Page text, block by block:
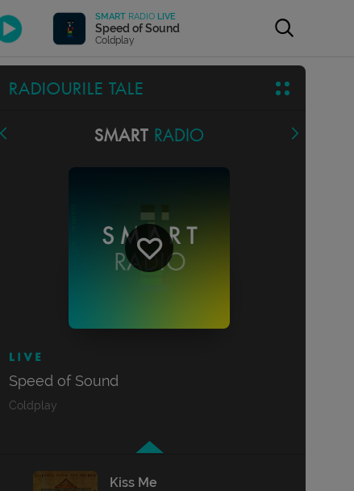
SMART RADIO LIVE
Speed of Sound
Coldplay
RADIOURILE TALE
SMART RADIO
Speed of Sound
Coldplay
Kiss Me